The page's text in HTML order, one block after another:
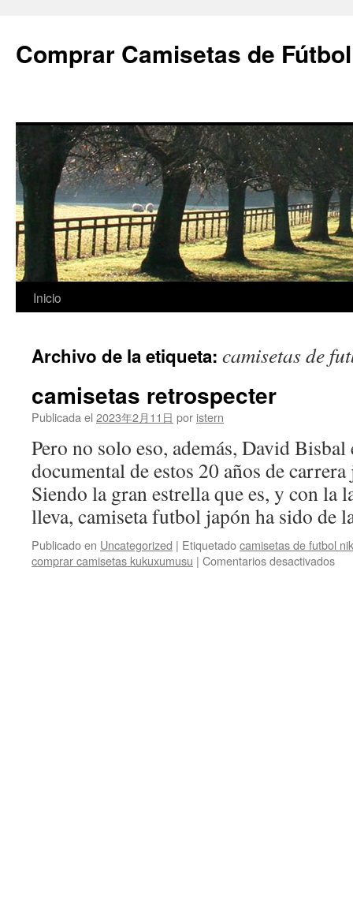
Comprar Camisetas de
Saltar
contenido
Inicio
Archivo de la etiqueta: camisetas de
camisetas retrospecter
Publicada el 2023年2月11日 por istern
Pero no solo eso, además, David
documental de estos 20 años de
Siendo la gran estrella que es, y con la
lleva, camiseta futbol japón ha sido
Publicado en Uncategorized | Etiquetadocamisetas de futbol
comprar camisetas kukuxumusu | Comentarios desactivadosen